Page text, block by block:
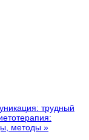
трудный
методы »